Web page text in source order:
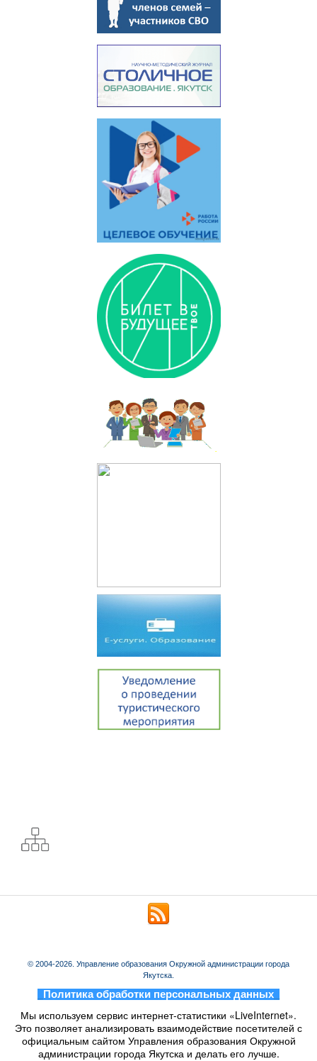
© 2004-2026. Управление образования Окружной администрации города
Якутска.
Политика обработки персональных данных
Мы используем сервис интернет-статистики «LiveInternet».
Это позволяет анализировать взаимодействие посетителей с
официальным сайтом Управления образования Окружной
администрации города Якутска и делать его лучше.